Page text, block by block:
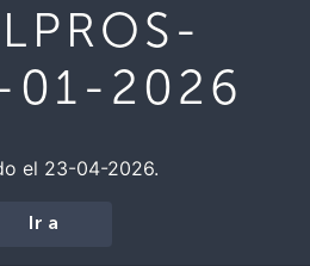
01-2026
el 23-04-2026.
Ir a